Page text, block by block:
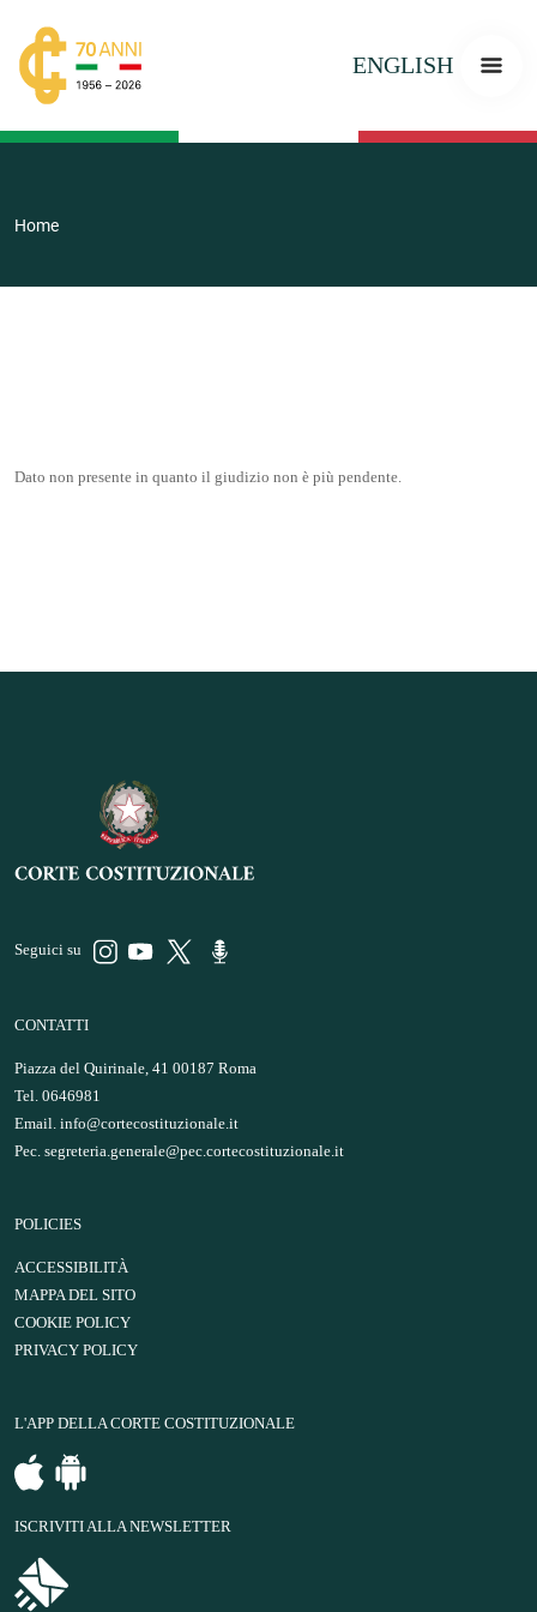
ENGLISH
Home
Dato non presente in quanto il giudizio non è più pendente.
Seguici su
CONTATTI
Piazza del Quirinale, 41 00187 Roma
Tel. 0646981
Email. info@cortecostituzionale.it
Pec. segreteria.generale@pec.cortecostituzionale.it
POLICIES
ACCESSIBILITÀ
MAPPA DEL SITO
COOKIE POLICY
PRIVACY POLICY
L'APP DELLA CORTE COSTITUZIONALE
ISCRIVITI ALLA NEWSLETTER